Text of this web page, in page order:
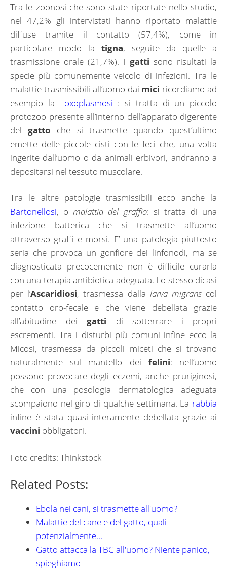
Tra le zoonosi che sono state riportate nello studio,
nel 47,2% gli intervistati hanno riportato malattie
diffuse tramite il contatto (57,4%), come in
particolare modo la tigna, seguite da quelle a
trasmissione orale (21,7%). I gatti sono risultati la
specie più comunemente veicolo di infezioni. Tra le
malattie trasmissibili all’uomo dai mici ricordiamo ad
esempio la Toxoplasmosi : si tratta di un piccolo
protozoo presente all’interno dell’apparato digerente
delgatto che si trasmette quando quest’ultimo
emette delle piccole cisti con le feci che, una volta
ingerite dall’uomo o da animali erbivori, andranno a
depositarsi nel tessuto muscolare.
Tra le altre patologie trasmissibili ecco anche la
Bartonellosi, omalattia del graffio: si tratta di una
infezione batterica che si trasmette all’uomo
attraverso graffi e morsi. E’ una patologia piuttosto
seria che provoca un gonfiore dei linfonodi, ma se
diagnosticata precocemente non è difficile curarla
con una terapia antibiotica adeguata. Lo stesso dicasi
per l’Ascaridiosi, trasmessa dalla larva migrans col
contatto oro-fecale e che viene debellata grazie
all’abitudine dei gatti di sotterrare i propri
escrementi. Tra i disturbi più comuni infine ecco la
Micosi, trasmessa da piccoli miceti che si trovano
naturalmente sul mantello dei felini: nell’uomo
possono provocare degli eczemi, anche pruriginosi,
che con una posologia dermatologica adeguata
scompaiono nel giro di qualche settimana. La rabbia
infine è stata quasi interamente debellata grazie ai
vaccini obbligatori.
Foto credits: Thinkstock
Related Posts:
Ebola nei cani, si trasmette all'uomo?
Malattie del cane e del gatto, quali
potenzialmente…
Gatto attacca la TBC all'uomo? Niente panico,
spieghiamo